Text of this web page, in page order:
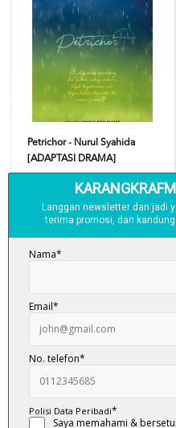
Petrichor - Nurul Syahida
[ADAPTASI DRAMA]
RM 29.00
Add To Cart